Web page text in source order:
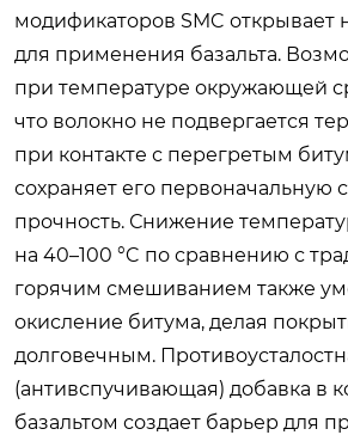
модификаторов SMC открывает
для применения базальта.
при температуре окружающей
что волокно не подвергается
при контакте с перегретым
сохраняет его первоначальную
прочность. Снижение
на 40–100 °C по сравнению с
горячим смешиванием также
окисление битума, делая
долговечным.
(антивспучивающая) добавка в
базальтом создает барьер для